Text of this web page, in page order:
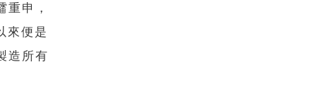
申，
來便是
造所有